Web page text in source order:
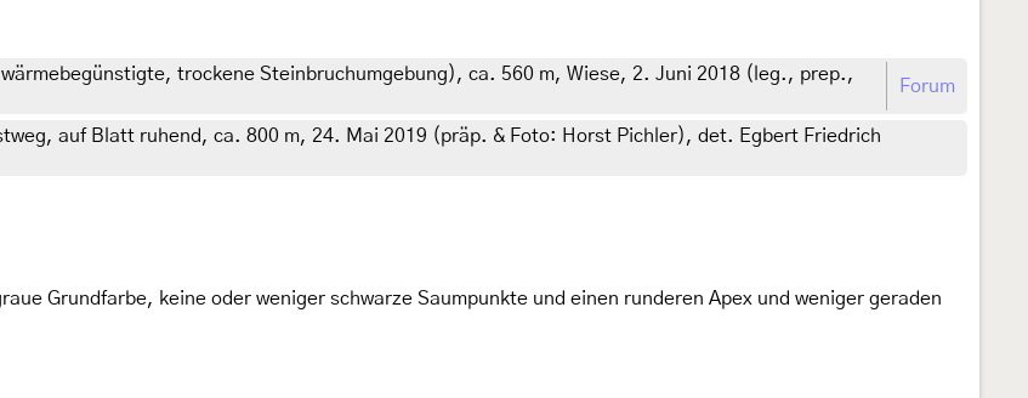
trockene Steinbruchumgebung), ca. 560 m, Wiese, 2. Juni 2018 (leg., prep.,
Forum
auf Blatt ruhend, ca. 800 m, 24. Mai 2019 (präp. & Foto: Horst Pichler), det. Egbert Friedrich
Grundfarbe, keine oder weniger schwarze Saumpunkte und einen runderen Apex und weniger geraden